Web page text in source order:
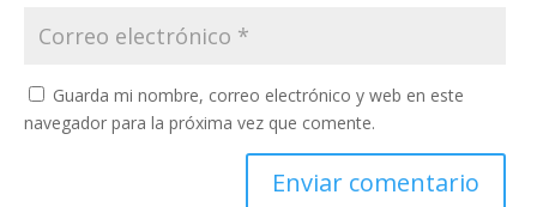
Guarda mi nombre, correo electrónico y web en este
navegador para la próxima vez que comente.